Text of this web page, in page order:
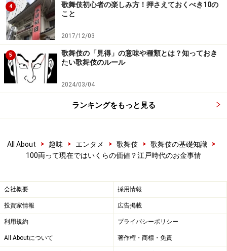
さて江戸時代、長屋住まいの四人家族なら 一両あれば一
ヶ月の暮らしが出来たともいいます。
が月給ではなく、一日単位で稼ぎを得ていたようです。
長屋の住人については、居職で350文、出職で410文程度
という資料がありました。一日300文の稼ぎで20日間だ
と月収は一両となります。毎日安定的に同じだけ稼げた
わけでもないでしょうから、一ヶ月で一両というのは、
かなり信憑性が高そうです。なお、芝居の書かれた時期
振り幅で変動しているようです。
と、一番安く見積もったとして……
弁天小僧がゆすろうとした金額（＝百両）は800万
円。
長兵衛さんの借金、娘の吉原に身を売った額は400
万円。
4
歌舞伎初心者の楽しみ方！押さえておくべき10の
こと
2017/12/03
5
歌舞伎の「見得」の意味や種類とは？知っておき
たい歌舞伎のルール
2024/03/04
ランキングをもっと見る
All About > 趣味 > エンタメ > 歌舞伎 > 歌舞伎の基礎知識
>
100両って現在ではいくらの価値？江戸時代のお金事情
会社概要 採用情報
投資家情報 広告掲載
利用規約 プライバシーポリシー
All Aboutについて 著作権・商標・免責